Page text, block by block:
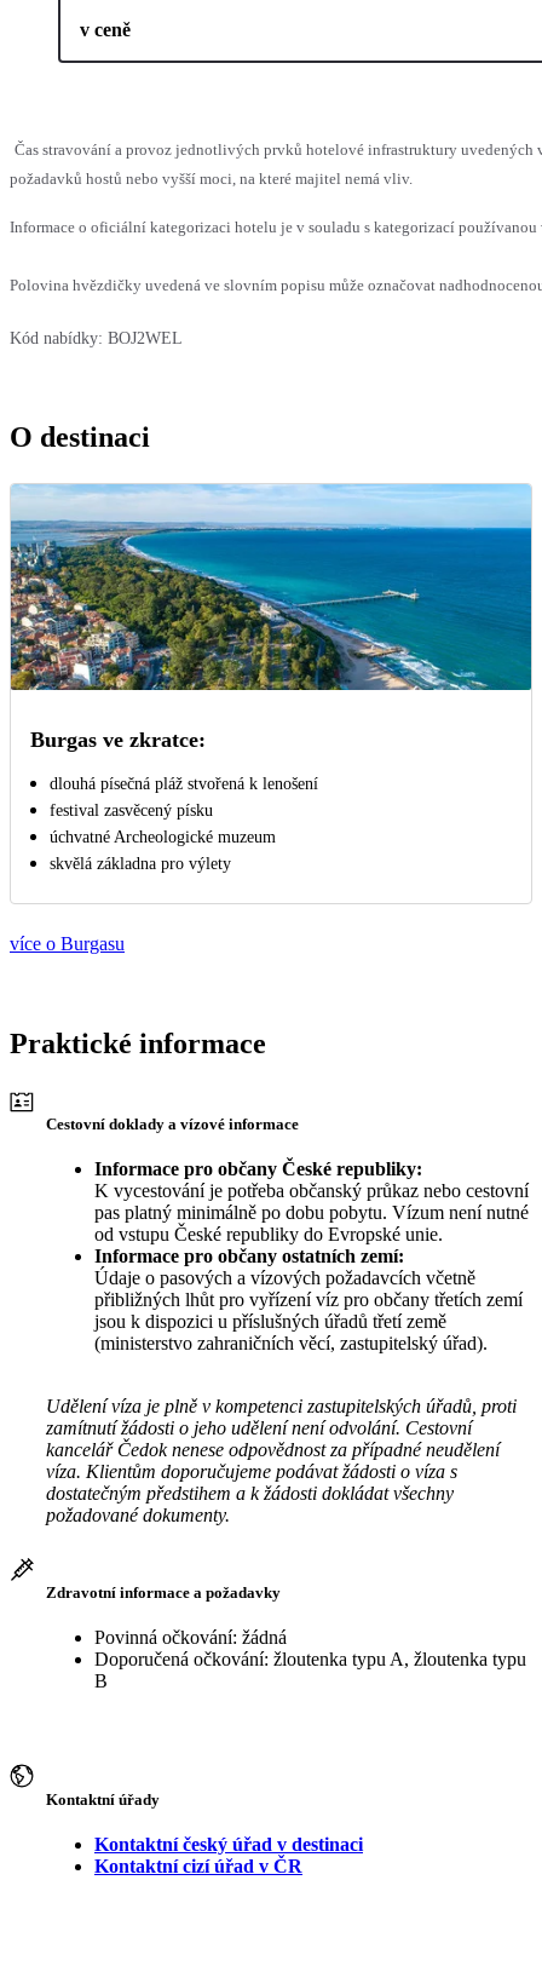
v ceně
Čas stravování a provoz jednotlivých prvků hotelové infrastruktury uvedených
požadavků hostů nebo vyšší moci, na které majitel nemá vliv.
Informace o oficiální kategorizaci hotelu je v souladu s kategorizací
Polovina hvězdičky uvedená ve slovním popisu může označovat
Kód nabídky: BOJ2WEL
O destinaci
Burgas ve zkratce:
dlouhá písečná pláž stvořená k lenošení
festival zasvěcený písku
úchvatné Archeologické muzeum
skvělá základna pro výlety
více o Burgasu
Praktické informace
Cestovní doklady a vízové informace
Informace pro občany České republiky:
K vycestování je potřeba občanský průkaz nebo cestovní
pas platný minimálně po dobu pobytu. Vízum není nutné
od vstupu České republiky do Evropské unie.
Informace pro občany ostatních zemí:
Údaje o pasových a vízových požadavcích včetně
přibližných lhůt pro vyřízení víz pro občany třetích zemí
jsou k dispozici u příslušných úřadů třetí země
(ministerstvo zahraničních věcí, zastupitelský úřad).
Udělení víza je plně v kompetenci zastupitelských úřadů, proti
zamítnutí žádosti o jeho udělení není odvolání. Cestovní
kancelář Čedok nenese odpovědnost za případné neudělení
víza. Klientům doporučujeme podávat žádosti o víza s
dostatečným předstihem a k žádosti dokládat všechny
požadované dokumenty.
Zdravotní informace a požadavky
Povinná očkování: žádná
Doporučená očkování: žloutenka typu A, žloutenka typu
B
Kontaktní úřady
Kontaktní český úřad v destinaci
Kontaktní cizí úřad v ČR